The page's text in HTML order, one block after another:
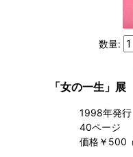
数量:
「女の一生」
1998年発行
40ページ
価格￥500